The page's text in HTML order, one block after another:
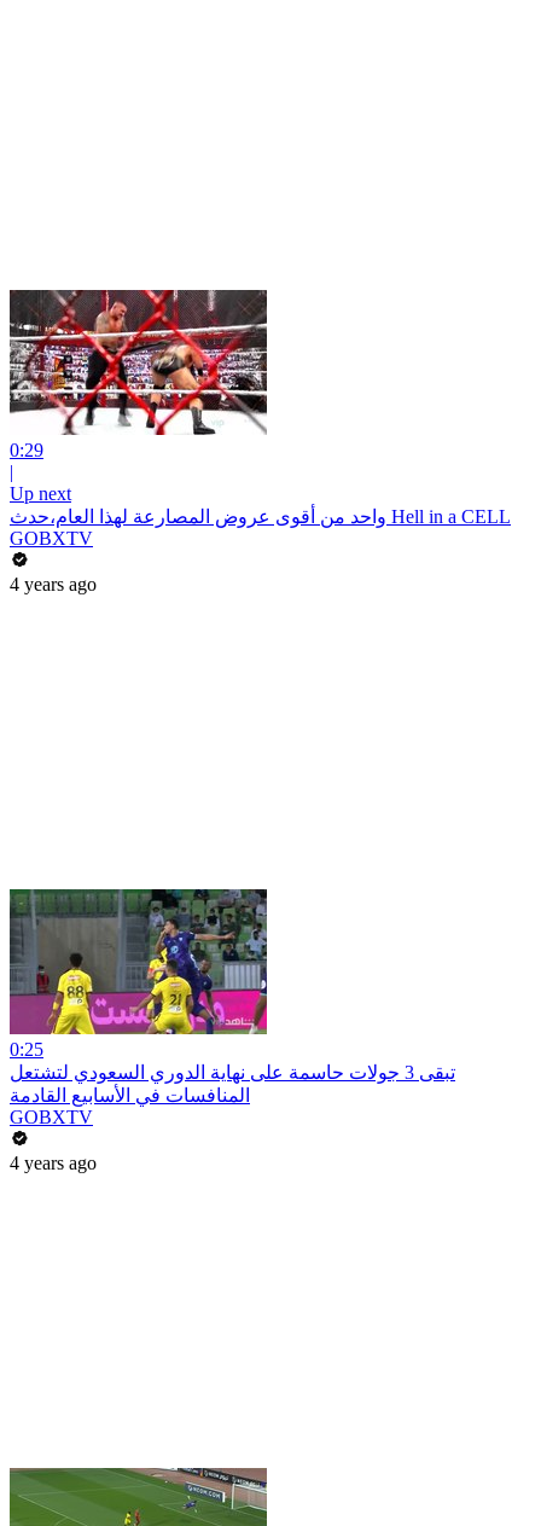
0:29
|
Up next
واحد من أقوى عروض المصارعة لهذا العام،حدث Hell in a CELL
GOBXTV
4 years ago
0:25
تبقى 3 جولات حاسمة على نهاية الدوري السعودي لتشتعل
المنافسات في الأسابيع القادمة
GOBXTV
4 years ago